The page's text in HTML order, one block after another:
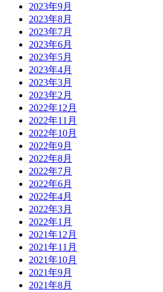
2023年9月
2023年8月
2023年7月
2023年6月
2023年5月
2023年4月
2023年3月
2023年2月
2022年12月
2022年11月
2022年10月
2022年9月
2022年8月
2022年7月
2022年6月
2022年4月
2022年3月
2022年1月
2021年12月
2021年11月
2021年10月
2021年9月
2021年8月